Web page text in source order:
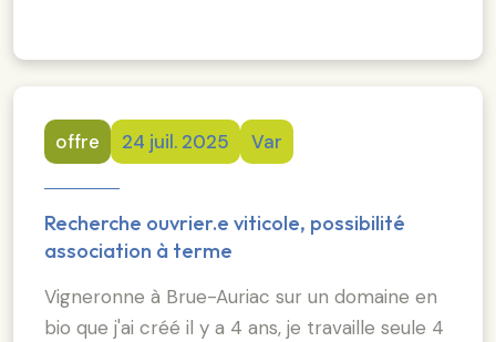
offre 24 juil. 2025 Var
Recherche ouvrier.e viticole, possibilité
association à terme
Vigneronne à Brue-Auriac sur un domaine en
bio que j'ai créé il y a 4 ans, je travaille seule 4